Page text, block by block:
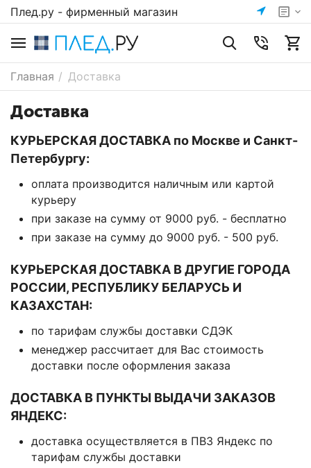
Плед.ру - фирменный магазин
Главная / Доставка
Доставка
КУРЬЕРСКАЯ ДОСТАВКА по Москве и Санкт-
Петербургу:
оплата производится наличным или картой
курьеру
при заказе на сумму от 9000 руб. - бесплатно
при заказе на сумму до 9000 руб. - 500 руб.
КУРЬЕРСКАЯ ДОСТАВКА В ДРУГИЕ ГОРОДА
РОССИИ, РЕСПУБЛИКУ БЕЛАРУСЬ И
КАЗАХСТАН:
по тарифам службы доставки СДЭК
менеджер рассчитает для Вас стоимость
доставки после оформления заказа
ДОСТАВКА В ПУНКТЫ ВЫДАЧИ ЗАКАЗОВ
ЯНДЕКС:
доставка осуществляется в ПВЗ Яндекс по
тарифам службы доставки